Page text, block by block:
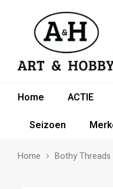
Home ACTIE
Seizoen
Home Bothy